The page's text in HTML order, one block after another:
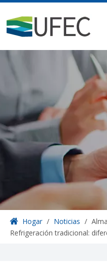
Hogar / Noticias /
Refrigeración tradicional: